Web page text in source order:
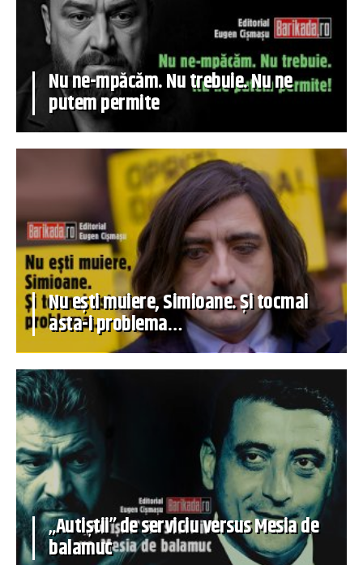
Nu ne-mpăcăm. Nu trebuie. Nu ne
putem permite
Nu ești muiere, Simioane. Și tocmai
asta-i problema…
„Autiștii” de serviciu versus Mesia de
balamuc